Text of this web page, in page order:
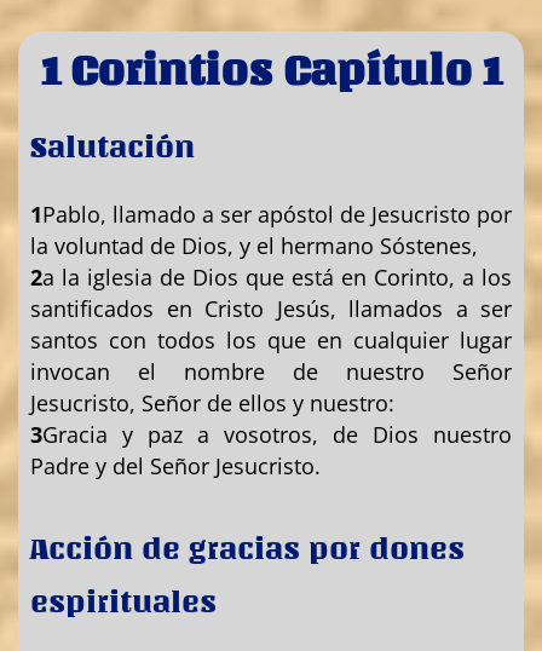
1 Corintios Capítulo 1
Salutación
1Pablo, llamado a ser apóstol de Jesucristo por
la voluntad de Dios, y el hermano Sóstenes,
2a la iglesia de Dios que está en Corinto, a los
santificados en Cristo Jesús, llamados a ser
santos con todos los que en cualquier lugar
invocan el nombre de nuestro Señor
Jesucristo, Señor de ellos y nuestro:
3Gracia y paz a vosotros, de Dios nuestro
Padre y del Señor Jesucristo.
Acción de gracias por dones
espirituales